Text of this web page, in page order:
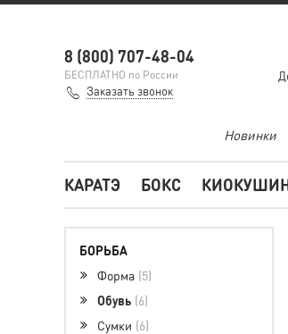
8 (800) 707-48-04
БЕСПЛАТНО по России
Заказать звонок
Новинки
КАРАТЭ БОКС
БОРЬБА
Форма 5
Обувь 6
Сумки 6